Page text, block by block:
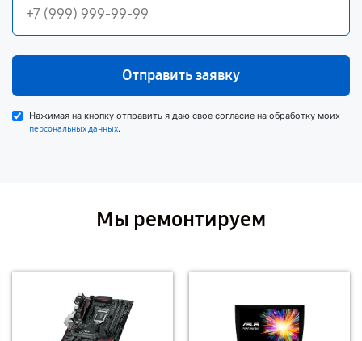
Отправить заявку
Нажимая на кнопку отправить я даю свое согласие на обработку моих
персональных данных.
Мы ремонтируем